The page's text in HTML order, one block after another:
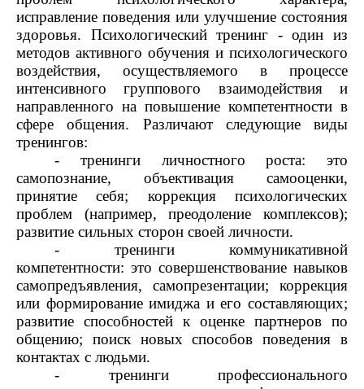
исправление поведения или улучшение состояния
здоровья. Психологический тренинг - один из
методов активного обучения и психологического
воздействия, осуществляемого в процессе
интенсивного группового взаимодействия и
направленного на повышение компетентности в
сфере общения. Различают следующие виды
тренингов:
- тренинги личностного роста: это
самопознание, объективация самооценки,
принятие себя; коррекция психологических
проблем (например, преодоление комплексов);
развитие сильных сторон своей личности.
- тренинги коммуникативной
компетентности: это совершенствование навыков
самопредъявления, самопрезентации; коррекция
или формирование имиджа и его составляющих;
развитие способностей к оценке партнеров по
общению; поиск новых способов поведения в
контактах с людьми.
- тренинги профессионального